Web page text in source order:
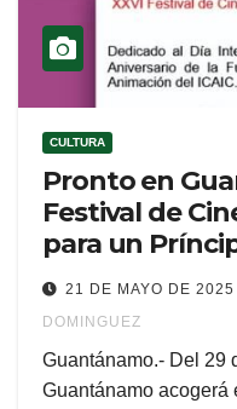
CULTURA
Pronto en
Festival de
para un
21 DE MAYO DE 2025
DOMINGUEZ
Guantánamo.- Del 29
Guantánamo acogerá